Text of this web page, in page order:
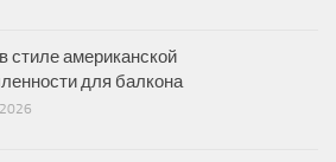
стиле американской
для балкона